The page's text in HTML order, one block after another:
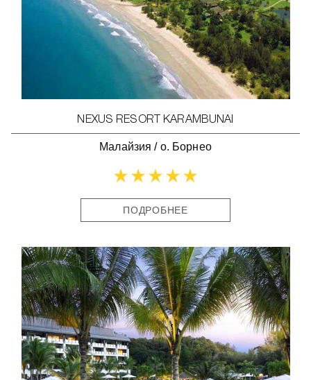
NEXUS RESORT KARAMBUNAI
Малайзия / о. Борнео
ПОДРОБНЕЕ